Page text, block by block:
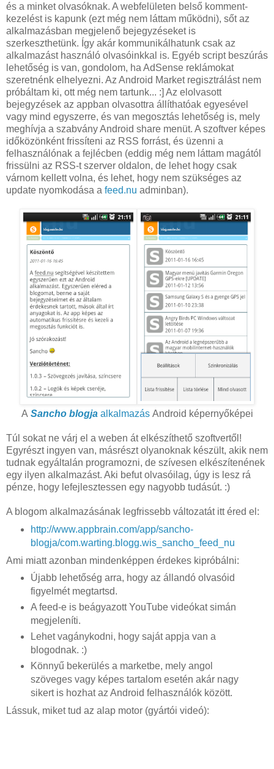
és a minket olvasóknak. A webfelületen belső komment-
kezelést is kapunk (ezt még nem láttam működni), sőt az
alkalmazásban megjelenő bejegyzéseket is
szerkeszthetünk. Így akár kommunikálhatunk csak az
alkalmazást használó olvasóinkkal is. Egyéb script beszúrás
lehetőség is van, gondolom, ha AdSense reklámokat
szeretnénk elhelyezni. Az Android Market regisztrálást nem
próbáltam ki, ott még nem tartunk... :] Az elolvasott
bejegyzések az appban olvasottra állíthatóak egyesével
vagy mind egyszerre, és van megosztás lehetőség is, mely
meghívja a szabvány Android share menüt. A szoftver képes
időközönként frissíteni az RSS forrást, és üzenni a
felhasználónak a fejlécben (eddig még nem láttam magától
frissülni az RSS-t szerver oldalon, de lehet hogy csak
várnom kellett volna, és lehet, hogy nem szükséges az
update nyomkodása a feed.nu adminban).
A Sancho blogjaalkalmazásAndroid képernyőképei
Túl sokat ne várj el a weben át elkészíthető szoftvertől!
Egyrészt ingyen van, másrészt olyanoknak készült, akik nem
tudnak egyáltalán programozni, de szívesen elkészítenének
egy ilyen alkalmazást. Aki befut olvasóilag, úgy is lesz rá
pénze, hogy lefejlesztessen egy nagyobb tudásút. :)
A blogom alkalmazásának legfrissebb változatát itt éred el:
http://www.appbrain.com/app/sancho-
blogja/com.warting.blogg.wis_sancho_feed_nu
Ami miatt azonban mindenképpen érdekes kipróbálni:
Újabb lehetőség arra, hogy az állandó olvasóid
figyelmét megtartsd.
A feed-e is beágyazott YouTube videókat simán
megjeleníti.
Lehet vagánykodni, hogy saját appja van a
blogodnak. :)
Könnyű bekerülés a marketbe, mely angol
szöveges vagy képes tartalom esetén akár nagy
sikert is hozhat az Android felhasználók között.
Lássuk, miket tud az alap motor (gyártói videó):